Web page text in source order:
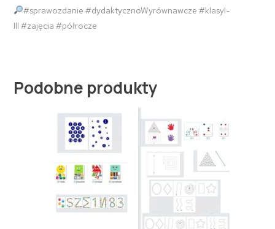
#sprawozdanie #dydaktycznoWyrównawcze #klasyI-
III #zajęcia #półrocze
Podobne produkty